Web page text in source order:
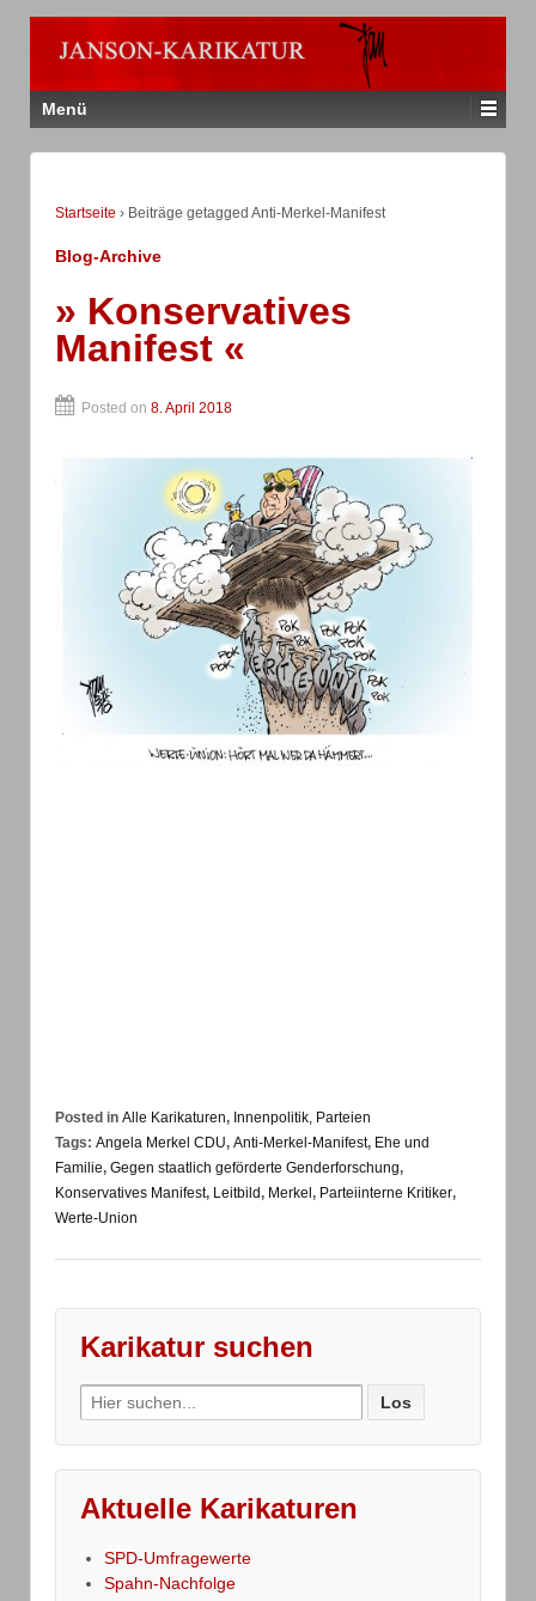
Menü
Startseite › Beiträge getagged Anti-Merkel-Manifest
Blog-Archive
» Konservatives
Manifest «
Posted on 8. April 2018
Posted in Alle Karikaturen, Innenpolitik, Parteien
Tags: Angela Merkel CDU, Anti-Merkel-Manifest, Ehe und
Familie, Gegen staatlich geförderte Genderforschung,
Konservatives Manifest, Leitbild, Merkel , Parteiinterne Kritiker,
Werte-Union
Karikatur suchen
Search
for:
Aktuelle Karikaturen
SPD-Umfragewerte
Spahn-Nachfolge